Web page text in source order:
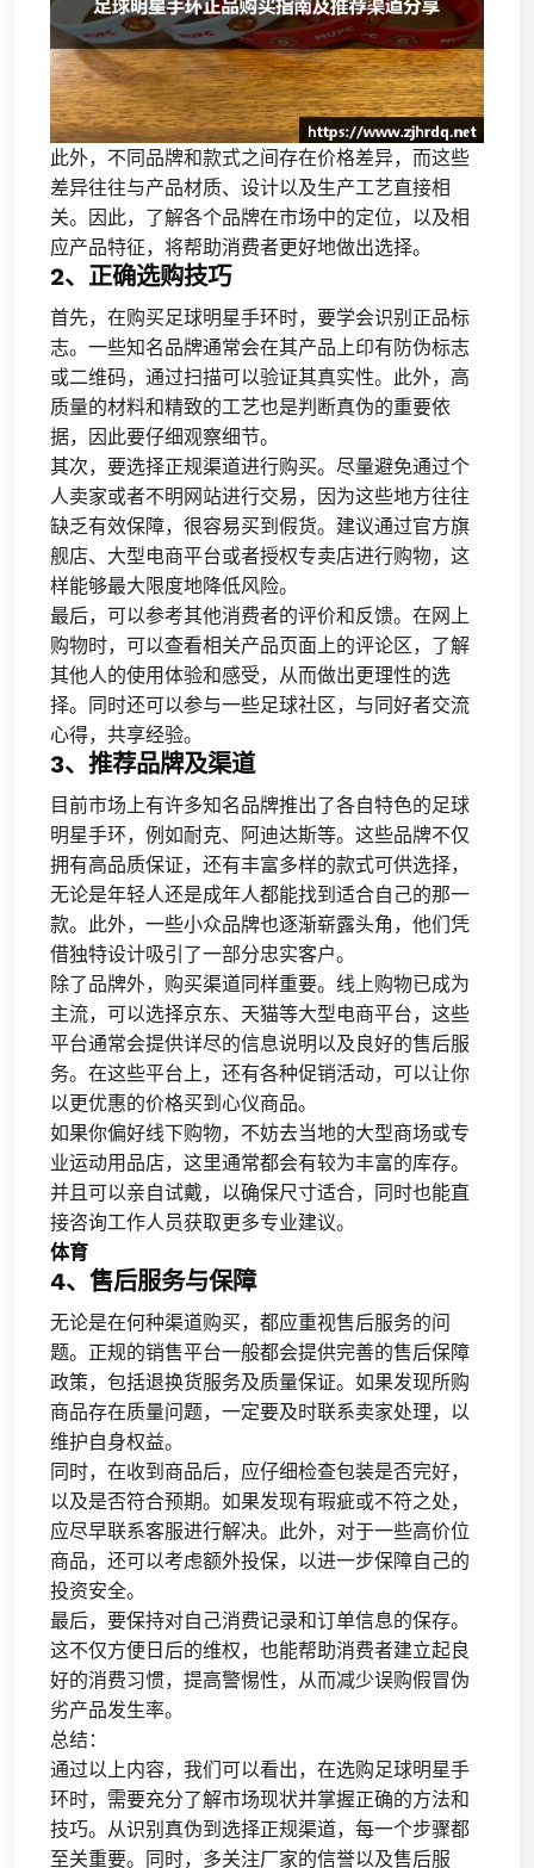
此外，不同品牌和款式之间存在价格差异，而这些
差异往往与产品材质、设计以及生产工艺直接相
关。因此，了解各个品牌在市场中的定位，以及相
应产品特征，将帮助消费者更好地做出选择。
2、正确选购技巧
首先，在购买足球明星手环时，要学会识别正品标
志。一些知名品牌通常会在其产品上印有防伪标志
或二维码，通过扫描可以验证其真实性。此外，高
质量的材料和精致的工艺也是判断真伪的重要依
据，因此要仔细观察细节。
其次，要选择正规渠道进行购买。尽量避免通过个
人卖家或者不明网站进行交易，因为这些地方往往
缺乏有效保障，很容易买到假货。建议通过官方旗
舰店、大型电商平台或者授权专卖店进行购物，这
样能够最大限度地降低风险。
最后，可以参考其他消费者的评价和反馈。在网上
购物时，可以查看相关产品页面上的评论区，了解
其他人的使用体验和感受，从而做出更理性的选
择。同时还可以参与一些足球社区，与同好者交流
心得，共享经验。
3、推荐品牌及渠道
目前市场上有许多知名品牌推出了各自特色的足球
明星手环，例如耐克、阿迪达斯等。这些品牌不仅
拥有高品质保证，还有丰富多样的款式可供选择，
无论是年轻人还是成年人都能找到适合自己的那一
款。此外，一些小众品牌也逐渐崭露头角，他们凭
借独特设计吸引了一部分忠实客户。
除了品牌外，购买渠道同样重要。线上购物已成为
主流，可以选择京东、天猫等大型电商平台，这些
平台通常会提供详尽的信息说明以及良好的售后服
务。在这些平台上，还有各种促销活动，可以让你
以更优惠的价格买到心仪商品。
如果你偏好线下购物，不妨去当地的大型商场或专
业运动用品店，这里通常都会有较为丰富的库存。
并且可以亲自试戴，以确保尺寸适合，同时也能直
接咨询工作人员获取更多专业建议。
体育
4、售后服务与保障
无论是在何种渠道购买，都应重视售后服务的问
题。正规的销售平台一般都会提供完善的售后保障
政策，包括退换货服务及质量保证。如果发现所购
商品存在质量问题，一定要及时联系卖家处理，以
维护自身权益。
同时，在收到商品后，应仔细检查包装是否完好，
以及是否符合预期。如果发现有瑕疵或不符之处，
应尽早联系客服进行解决。此外，对于一些高价位
商品，还可以考虑额外投保，以进一步保障自己的
投资安全。
最后，要保持对自己消费记录和订单信息的保存。
这不仅方便日后的维权，也能帮助消费者建立起良
好的消费习惯，提高警惕性，从而减少误购假冒伪
劣产品发生率。
总结：
通过以上内容，我们可以看出，在选购足球明星手
环时，需要充分了解市场现状并掌握正确的方法和
技巧。从识别真伪到选择正规渠道，每一个步骤都
至关重要。同时，多关注厂家的信誉以及售后服